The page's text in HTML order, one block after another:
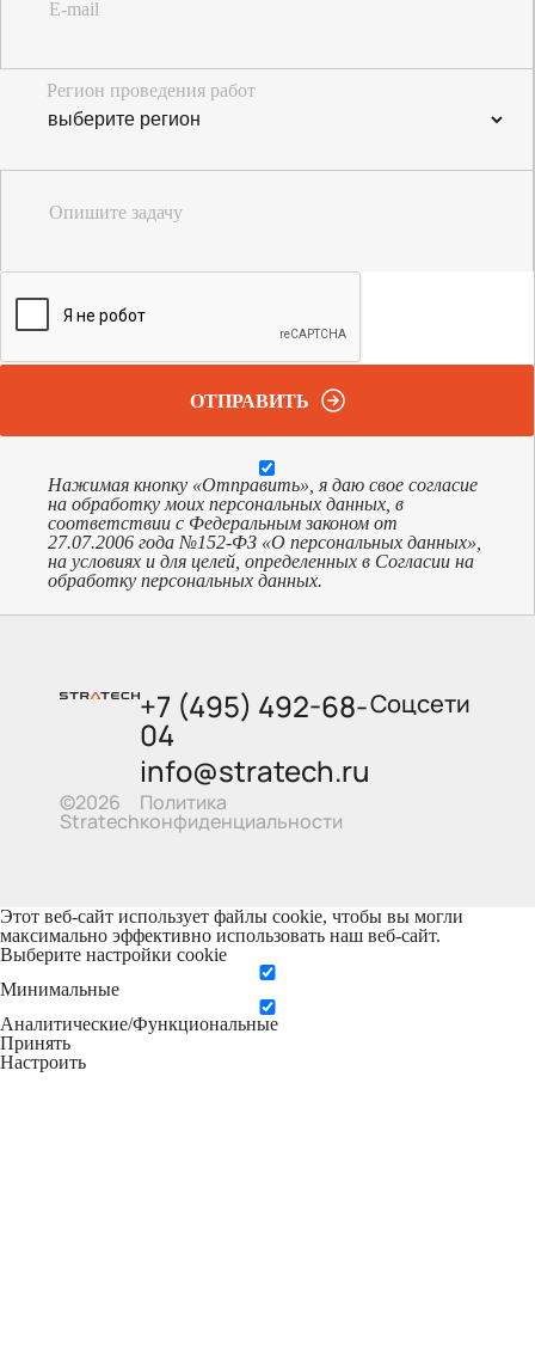
E-mail
Регион проведения работ
Опишите задачу
ОТПРАВИТЬ
Нажимая кнопку «Отправить», я даю свое согласие
на обработку моих персональных данных, в
соответствии с Федеральным законом от
27.07.2006 года №152-ФЗ «О персональных данных»,
на условиях и для целей, определенных в Согласии на
обработку персональных данных.
©2026
Stratech
+7 (495) 492-68-
04
info@stratech.ru
Политика
конфиденциальности
Соцсети
Этот веб-сайт использует файлы cookie, чтобы вы могли
максимально эффективно использовать наш веб-сайт.
Выберите настройки cookie
Минимальные
Аналитические/Функциональные
Принять
Настроить